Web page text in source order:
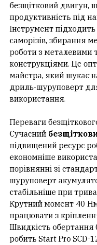
безщітковий двигун,
продуктивність під
Інструмент
саморізів, збирання
роботи з металевими
конструкціями. Це
майстра, який шукає
дриль-шуруповерт
використання.
Переваги
Сучасний
підвищений ресурс
економніше
порівнянні зі
шуруповерт
стабільніше при
Крутний момент 40
працювати з
Швидкість обертання
робить Start Pro